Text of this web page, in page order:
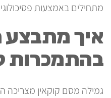
מתחילים באמצעות
איך מתבצע
בהתמכרות
גמילה מסם קוקאין מצריכה